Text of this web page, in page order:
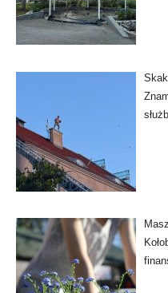
służb